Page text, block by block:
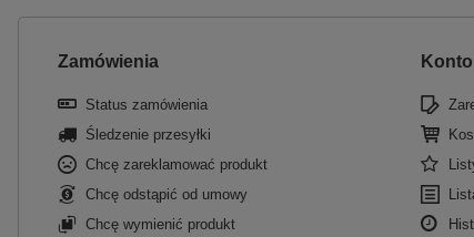
Zamówienia
Status zamówienia
Śledzenie przesyłki
Chcę zareklamować produkt
Chcę odstąpić od umowy
Chcę wymienić produkt
Konto